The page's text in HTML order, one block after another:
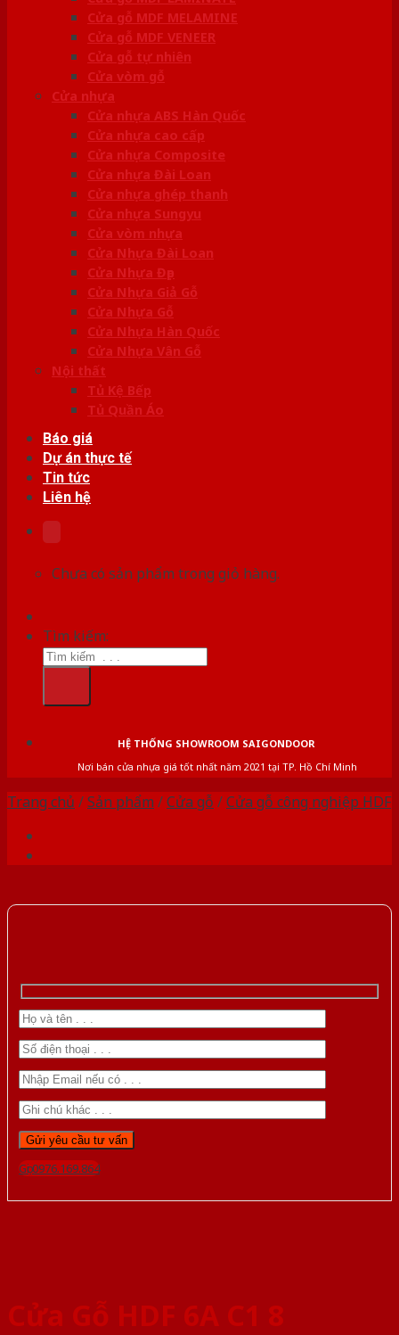
Cửa gỗ MDF MELAMINE
Cửa gỗ MDF VENEER
Cửa gỗ tự nhiên
Cửa vòm gỗ
Cửa nhựa
Cửa nhựa ABS Hàn Quốc
Cửa nhựa cao cấp
Cửa nhựa Composite
Cửa nhựa Đài Loan
Cửa nhựa ghép thanh
Cửa nhựa Sungyu
Cửa vòm nhựa
Cửa Nhựa Đài Loan
Cửa Nhựa Đẹp
Cửa Nhựa Giả Gỗ
Cửa Nhựa Gỗ
Cửa Nhựa Hàn Quốc
Cửa Nhựa Vân Gỗ
Nội thất
Tủ Kệ Bếp
Tủ Quần Áo
Báo giá
Dự án thực tế
Tin tức
Liên hệ
Chưa có sản phẩm trong giỏ hàng.
Tìm kiếm:
HỆ THỐNG SHOWROOM SAIGONDOOR
Nơi bán cửa nhựa giá tốt nhất năm 2021 tại TP. Hồ Chí Minh
Trang chủ /Sản phẩm /Cửa gỗ /Cửa gỗ công nghiệp HDF
Gọi 0976.169.864
Cửa Gỗ HDF 6A C1 8